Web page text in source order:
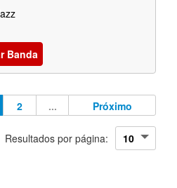
Banda
2 ... Próximo
Resultados por página: